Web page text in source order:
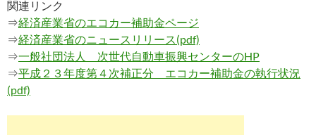
関連リンク
⇒経済産業省のエコカー補助金ページ
⇒経済産業省のニュースリリース(pdf)
⇒一般社団法人 次世代自動車振興センターのHP
⇒平成２３年度第４次補正分 エコカー補助金の執行状況
(pdf)